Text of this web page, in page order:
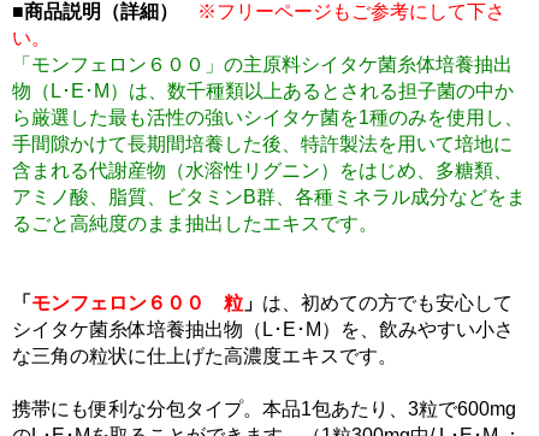
■商品説明（詳細）
※フリーページもご参考にして下さ
い。
「モンフェロン６００」の主原料シイタケ菌糸体培養抽出
物（L･E･M）は、数千種類以上あるとされる担子菌の中か
ら厳選した最も活性の強いシイタケ菌を1種のみを使用し、
手間隙かけて長期間培養した後、特許製法を用いて培地に
含まれる代謝産物（水溶性リグニン）をはじめ、多糖類、
アミノ酸、脂質、ビタミンB群、各種ミネラル成分などをま
るごと高純度のまま抽出したエキスです。
「 モンフェロン６００ 粒 」 は、初めての方でも安心して
シイタケ菌糸体培養抽出物（L･E･M）を、飲みやすい小さ
な三角の粒状に仕上げた高濃度エキスです。
携帯にも便利な分包タイプ。本品1包あたり、3粒で600mg